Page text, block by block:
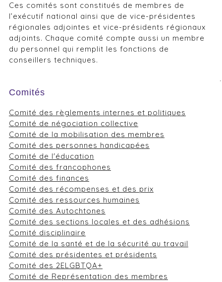
Ces comités sont constitués de membres de
l’exécutif national ainsi que de vice-présidentes
régionales adjointes et vice-présidents régionaux
adjoints. Chaque comité compte aussi un membre
du personnel qui remplit les fonctions de
conseillers techniques.
Comités
Comité des règlements internes et politiques
Comité de négociation collective
Comité de la mobilisation des membres
Comité des personnes handicapées
Comité de l'éducation
Comité des francophones
Comité des finances
Comité des récompenses et des prix
Comité des ressources humaines
Comité des Autochtones
Comité des sections locales et des adhésions
Comité disciplinaire
Comité de la santé et de la sécurité au travail
Comité des présidentes et présidents
Comité des 2ELGBTQA+
Comité de Représentation des membres